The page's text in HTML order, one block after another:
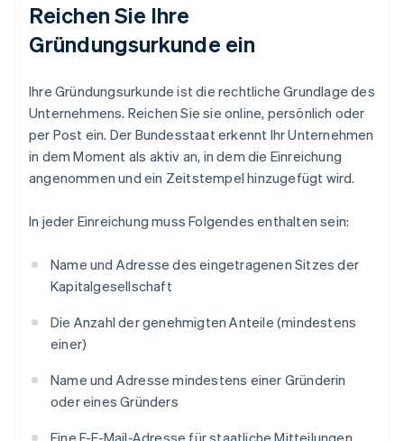
Reichen Sie Ihre
Gründungsurkunde ein
Ihre Gründungsurkunde ist die rechtliche Grundlage des
Unternehmens. Reichen Sie sie online, persönlich oder
per Post ein. Der Bundesstaat erkennt Ihr Unternehmen
in dem Moment als aktiv an, in dem die Einreichung
angenommen und ein Zeitstempel hinzugefügt wird.
In jeder Einreichung muss Folgendes enthalten sein:
Name und Adresse des eingetragenen Sitzes der
Kapitalgesellschaft
Die Anzahl der genehmigten Anteile (mindestens
einer)
Name und Adresse mindestens einer Gründerin
oder eines Gründers